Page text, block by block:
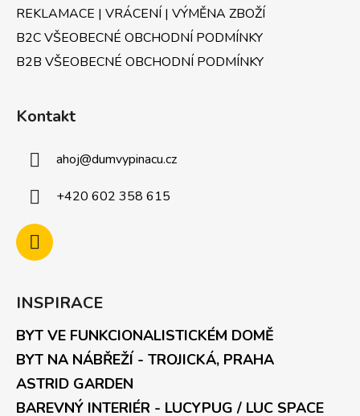
REKLAMACE | VRÁCENÍ | VÝMĚNA ZBOŽÍ
B2C VŠEOBECNÉ OBCHODNÍ PODMÍNKY
B2B VŠEOBECNÉ OBCHODNÍ PODMÍNKY
Kontakt
ahoj@dumvypinacu.cz
+420 602 358 615
INSPIRACE
BYT VE FUNKCIONALISTICKÉM DOMĚ
BYT NA NÁBŘEŽÍ - TROJICKÁ, PRAHA
ASTRID GARDEN
BAREVNÝ INTERIÉR - LUCYPUG / LUC SPACE